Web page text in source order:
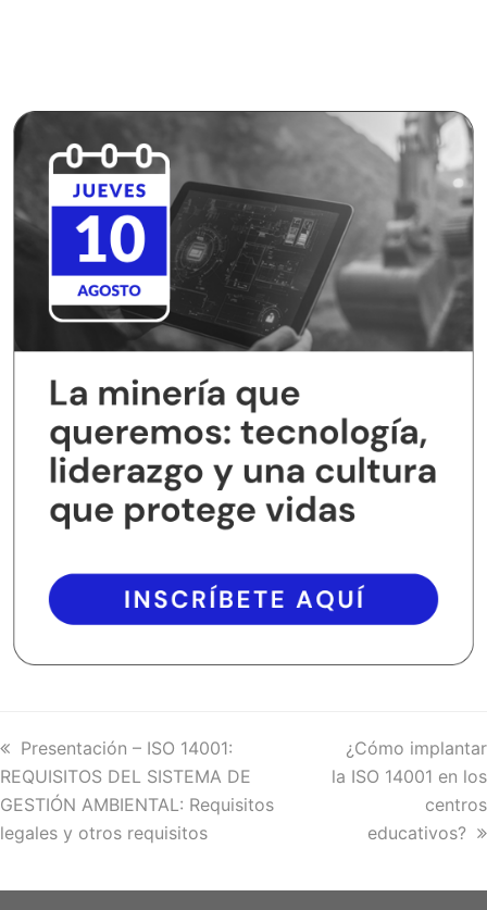
previous
post:
Presentación – ISO 14001:
REQUISITOS DEL SISTEMA DE
GESTIÓN AMBIENTAL: Requisitos
legales y otros requisitos
next
post:
¿Cómo implantar
la ISO 14001 en los
centros
educativos?